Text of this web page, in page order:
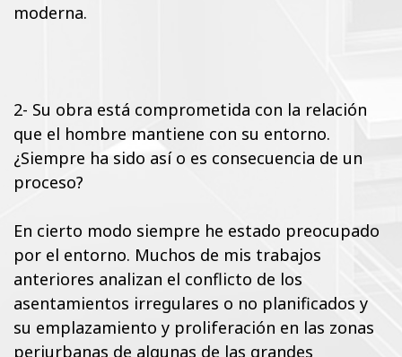
moderna.
2- Su obra está comprometida con la relación
que el hombre mantiene con su entorno.
¿Siempre ha sido así o es consecuencia de un
proceso?
En cierto modo siempre he estado preocupado
por el entorno. Muchos de mis trabajos
anteriores analizan el conflicto de los
asentamientos irregulares o no planificados y
su emplazamiento y proliferación en las zonas
periurbanas de algunas de las grandes